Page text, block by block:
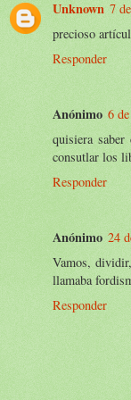
Unknown 7
precioso
Responder
Anónimo 6
quisiera saber
consutlar los
Responder
Anónimo 24
Vamos,
llamaba
Responder